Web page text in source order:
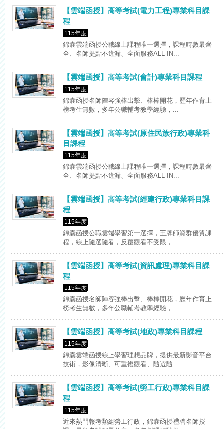
【雲端函授】高等考試(電力工程)專業科目課
程
115年度
錦囊雲端函授公職線上課程唯一選擇，課程時數最齊
全、名師提點不遺漏、全面服務ALL-IN...
【雲端函授】高等考試(會計)專業科目課程
115年度
錦囊函授名師陣容強棒出擊、棒棒開花，歷年作育上
榜考生無數，多年公職輔考教學經驗，...
【雲端函授】高等考試(原住民族行政)專業科
目課程
115年度
錦囊雲端函授公職線上課程唯一選擇，課程時數最齊
全、名師提點不遺漏、全面服務ALL-IN...
【雲端函授】高等考試(經建行政)專業科目課
程
115年度
錦囊函授公職雲端學習第一選擇，王牌師資群優質課
程，線上隨選隨看，反覆觀看不受限，...
【雲端函授】高等考試(資訊處理)專業科目課
程
115年度
錦囊函授名師陣容強棒出擊、棒棒開花，歷年作育上
榜考生無數，多年公職輔考教學經驗，...
【雲端函授】高等考試(地政)專業科目課程
115年度
錦囊雲端函授線上學習理想品牌，提供最新影音平台
技術，影像清晰、可重複觀看、隨選隨...
【雲端函授】高等考試(勞工行政)專業科目課
程
115年度
近來熱門報考類組勞工行政，錦囊函授禮聘名師授